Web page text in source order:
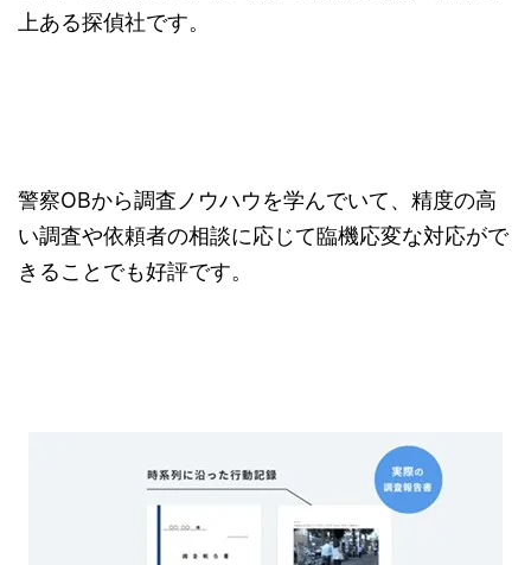
上ある探偵社です。
警察OBから調査ノウハウを学んでいて、精度の高
い調査や依頼者の相談に応じて臨機応変な対応がで
きることでも好評です。